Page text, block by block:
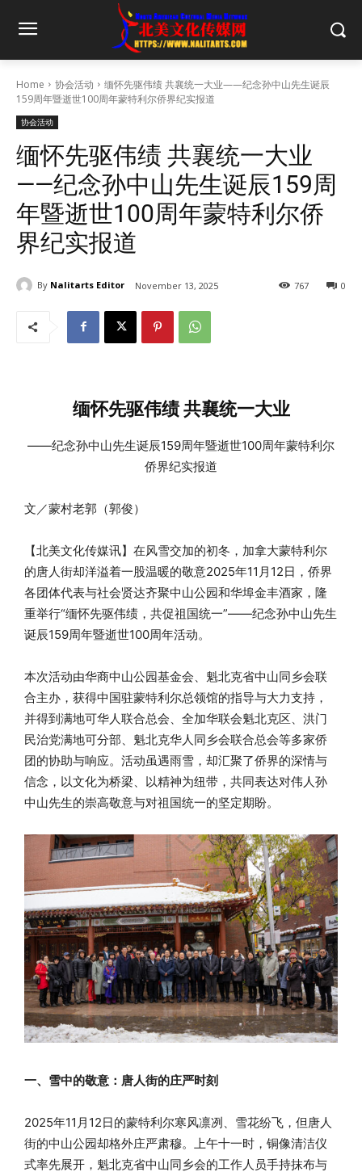
Home 协会活动
缅怀先驱伟绩 共襄统一大业——纪念孙中山先生诞辰
159周年暨逝世100周年蒙特利尔侨界纪实报道
协会活动
缅怀先驱伟绩 共襄统一大业
——纪念孙中山先生诞辰159周
年暨逝世100周年蒙特利尔侨
界纪实报道
By Nalitarts Editor November 13, 2025 0
767
缅怀先驱伟绩 共襄统一大业
——纪念孙中山先生诞辰159周年暨逝世100周年蒙特利尔
侨界纪实报道
文／蒙村老郭（郭俊）
【北美文化传媒讯】在风雪交加的初冬，加拿大蒙特利尔
的唐人街却洋溢着一股温暖的敬意2025年11月12日，侨界
各团体代表与社会贤达齐聚中山公园和华埠金丰酒家，隆
重举行“缅怀先驱伟绩，共促祖国统一”——纪念孙中山先生
诞辰159周年暨逝世100周年活动。
本次活动由华商中山公园基金会、魁北克省中山同乡会联
合主办，获得中国驻蒙特利尔总领馆的指导与大力支持，
并得到满地可华人联合总会、全加华联会魁北克区、洪门
民治党满地可分部、魁北克华人同乡会联合总会等多家侨
团的协助与响应。活动虽遇雨雪，却汇聚了侨界的深情与
信念，以文化为桥梁、以精神为纽带，共同表达对伟人孙
中山先生的崇高敬意与对祖国统一的坚定期盼。
一、雪中的敬意：唐人街的庄严时刻
2025年11月12日的蒙特利尔寒风凛冽、雪花纷飞，但唐人
街的中山公园却格外庄严肃穆。上午十一时，铜像清洁仪
式率先展开，魁北克省中山同乡会的工作人员手持抹布与